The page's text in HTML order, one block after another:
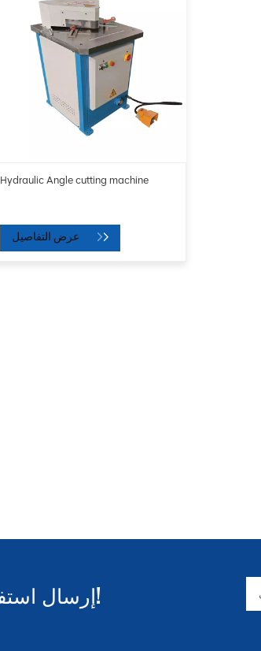
Hydraulic Angle cutting machine
إرسال استفسار والحصول على المعلومات!